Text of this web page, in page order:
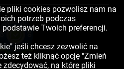
pliki cookies pozwolisz nam na
potrzeb podczas
Twoich preferencji.
jeśli chcesz zezwolić na
też kliknąć opcję "Zmień
na które pliki